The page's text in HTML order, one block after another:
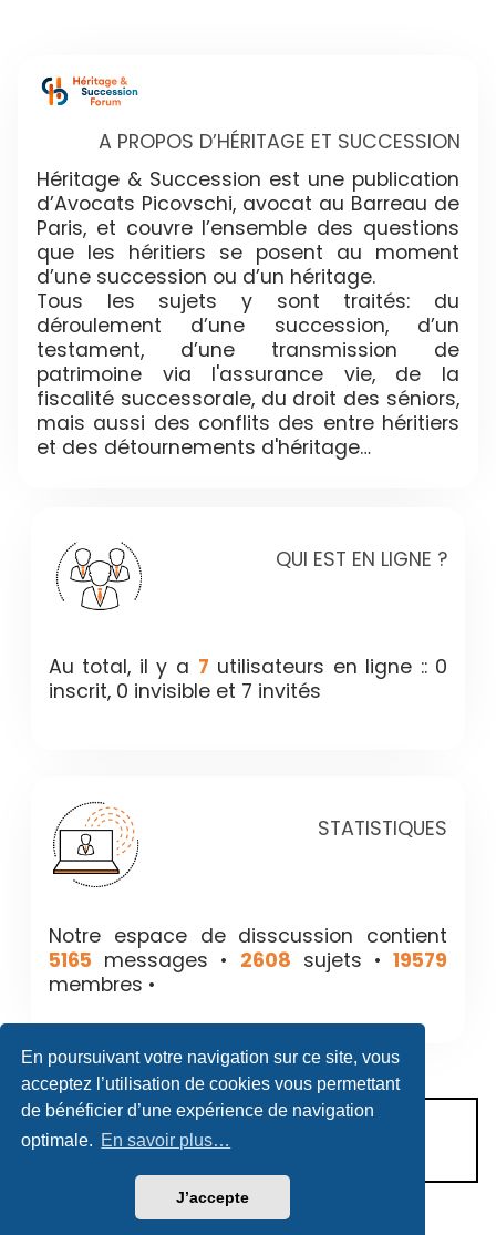
En poursuivant votre navigation sur ce site, vous
acceptez l’utilisation de cookies vous permettant
de bénéficier d’une expérience de navigation
optimale. En savoir plus…
J’accepte
A PROPOS D’HÉRITAGE ET SUCCESSION
Héritage & Succession est une publication
d’Avocats Picovschi, avocat au Barreau de
Paris, et couvre l’ensemble des questions
que les héritiers se posent au moment
d’une succession ou d’un héritage.
Tous les sujets y sont traités: du
déroulement d’une succession, d’un
testament, d’une transmission de
patrimoine via l'assurance vie, de la
fiscalité successorale, du droit des séniors,
mais aussi des conflits des entre héritiers
et des détournements d'héritage…
QUI EST EN LIGNE ?
Au total, il y a 7 utilisateurs en ligne :: 0
inscrit, 0 invisible et 7 invités
STATISTIQUES
Notre espace de disscussion contient
5165 messages • 2608 sujets •19579
membres •
CONDITIONS D’UTILISATION
POLITIQUE DE VIE PRIVÉE
Héritage & Succession